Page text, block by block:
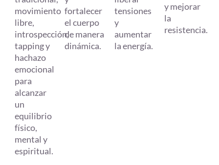
movimiento
libre,
introspección,
tapping y
hachazo
emocional
para
alcanzar
un
equilibrio
físico,
mental y
espiritual.
fortalecer
el cuerpo
de manera
dinámica.
tensiones
y
aumentar
la energía.
y mejorar
la
resistencia.